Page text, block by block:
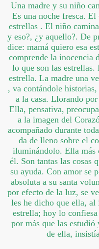
Una madre y su niño
Es una noche fresca.
estrellas . El niño
y eso?, ¿y aquello?. De
dice: mamá quiero esa
comprende la inocencia
lo que son las
estrella. La madre una
, va contándole
a la casa. Llorando
Ella, pensativa,
a la imagen del
acompañado durante
da de lleno sobre el
iluminándolo. Ella más
él. Son tantas las cosas
su ayuda. Con amor se
absoluta a su santa
por efecto de la luz, se
les he dicho que ella, al
estrella; hoy lo
por más que las
de ella,